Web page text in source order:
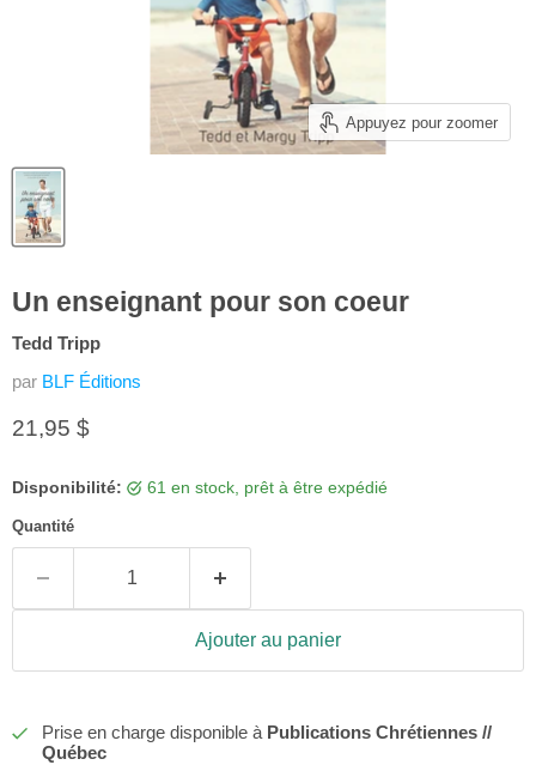
Appuyez pour zoomer
Un enseignant pour son coeur
Tedd Tripp
par BLF Éditions
Prix actuel
21,95 $
Disponibilité: 61 en stock, prêt à être expédié
Quantité
Ajouter au panier
Prise en charge disponible à Publications Chrétiennes //
Québec